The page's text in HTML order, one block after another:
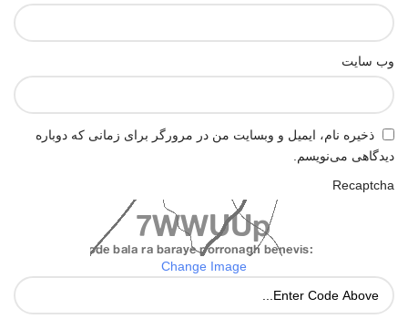
وب‌ سایت
ذخیره نام، ایمیل و وبسایت من در مرورگر برای زمانی که دوباره
دیدگاهی می‌نویسم.
Recaptcha
Change Image